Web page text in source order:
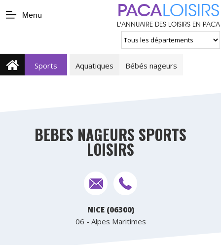
Menu PACALOISIRS
L'ANNUAIRE DES LOISIRS EN PACA
Sports Aquatiques Bébés nageurs
BEBES NAGEURS SPORTS
LOISIRS
NICE (06300)
06 - Alpes Maritimes